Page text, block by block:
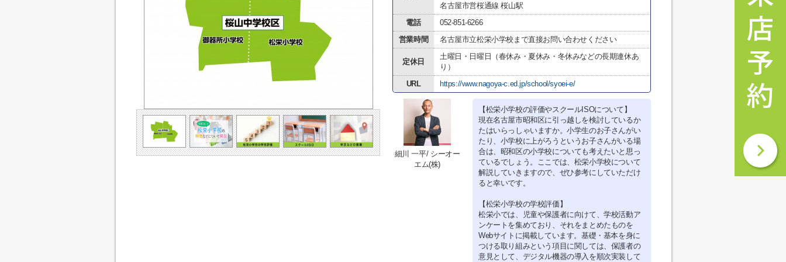
名古屋市営桜通線 桜山駅
電話
052-851-6266
営業時間
名古屋市立松栄小学校まで直接お問い合わせください
定休日
土曜日・日曜日（春休み・夏休み・冬休みなどの長期連休あ
り）
URL
https://www.nagoya-c.ed.jp/school/syoei-e/
細川 一平/ シーオー
エム(株)
【松栄小学校の評価やスクールISOについて】
現在名古屋市昭和区に引っ越しを検討しているか
たはいらっしゃいますか。小学生のお子さんがい
たり、小学校に上がろうというお子さんがいる場
合は、昭和区の小学校についても考えたいと思っ
ているでしょう。ここでは、松栄小学校について
解説していきますので、ぜひ参考にしていただけ
ると幸いです。
【松栄小学校の学校評価】
松栄小では、児童や保護者に向けて、学校活動ア
ンケートを集めており、それをまとめたものを
Webサイトに掲載しています。基礎・基本を身に
つける取り組みという項目に関しては、保護者の
意見として、デジタル機器の導入を順次実装して